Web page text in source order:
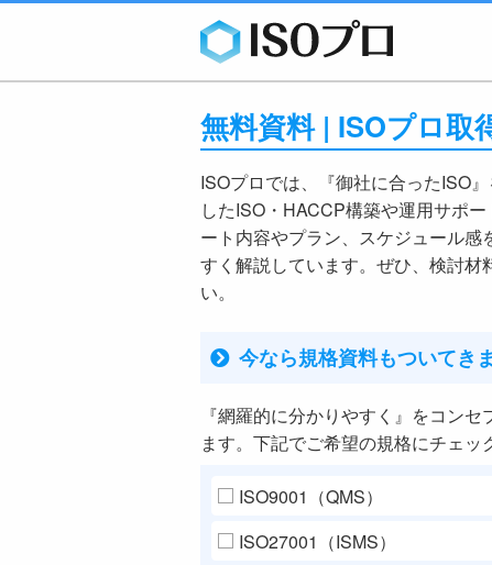
無料資料 | ISOプロ取
ISOプロでは、『御社に合ったISO
したISO・HACCP構築や運用サポ
ート内容やプラン、スケジュール感
すく解説しています。ぜひ、検討材
い。
今なら規格資料もついてき
『網羅的に分かりやすく』をコン
ます。下記でご希望の規格にチェッ
ISO9001（QMS）
ISO27001（ISMS）